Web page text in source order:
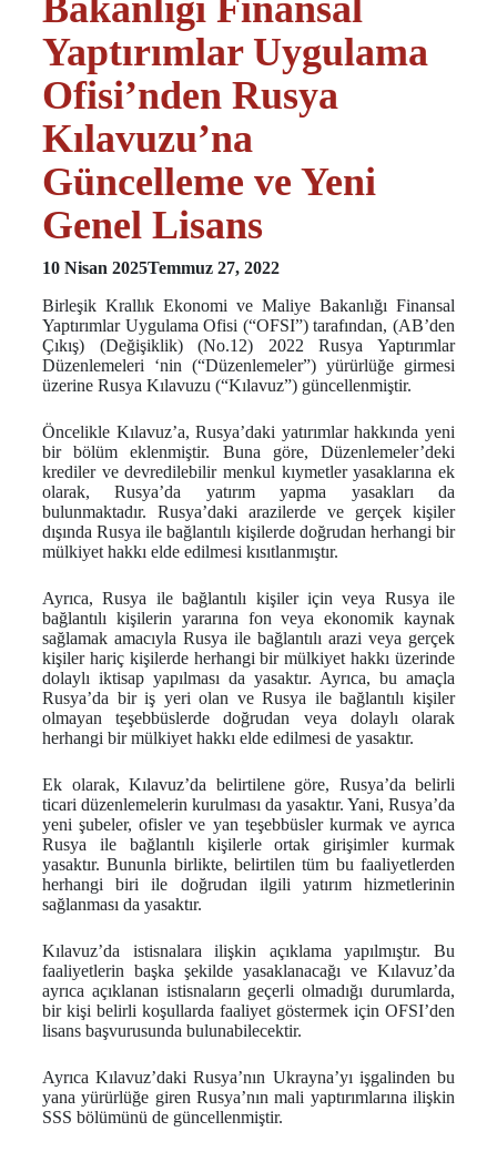
Yaptırımlar Uygulama
Ofisi’nden Rusya
Kılavuzu’na
Güncelleme ve Yeni
Genel Lisans
10 Nisan 2025Temmuz 27, 2022
Birleşik Krallık Ekonomi ve Maliye Bakanlığı Finansal
Yaptırımlar Uygulama Ofisi (“OFSI”) tarafından, (AB’den
Çıkış) (Değişiklik) (No.12) 2022 Rusya Yaptırımlar
Düzenlemeleri ‘nin (“Düzenlemeler”) yürürlüğe girmesi
üzerine Rusya Kılavuzu (“Kılavuz”) güncellenmiştir.
Öncelikle Kılavuz’a, Rusya’daki yatırımlar hakkında yeni
bir bölüm eklenmiştir. Buna göre, Düzenlemeler’deki
krediler ve devredilebilir menkul kıymetler yasaklarına ek
olarak, Rusya’da yatırım yapma yasakları da
bulunmaktadır. Rusya’daki arazilerde ve gerçek kişiler
dışında Rusya ile bağlantılı kişilerde doğrudan herhangi bir
mülkiyet hakkı elde edilmesi kısıtlanmıştır.
Ayrıca, Rusya ile bağlantılı kişiler için veya Rusya ile
bağlantılı kişilerin yararına fon veya ekonomik kaynak
sağlamak amacıyla Rusya ile bağlantılı arazi veya gerçek
kişiler hariç kişilerde herhangi bir mülkiyet hakkı üzerinde
dolaylı iktisap yapılması da yasaktır. Ayrıca, bu amaçla
Rusya’da bir iş yeri olan ve Rusya ile bağlantılı kişiler
olmayan teşebbüslerde doğrudan veya dolaylı olarak
herhangi bir mülkiyet hakkı elde edilmesi de yasaktır.
Ek olarak, Kılavuz’da belirtilene göre, Rusya’da belirli
ticari düzenlemelerin kurulması da yasaktır. Yani, Rusya’da
yeni şubeler, ofisler ve yan teşebbüsler kurmak ve ayrıca
Rusya ile bağlantılı kişilerle ortak girişimler kurmak
yasaktır. Bununla birlikte, belirtilen tüm bu faaliyetlerden
herhangi biri ile doğrudan ilgili yatırım hizmetlerinin
sağlanması da yasaktır.
Kılavuz’da istisnalara ilişkin açıklama yapılmıştır. Bu
faaliyetlerin başka şekilde yasaklanacağı ve Kılavuz’da
ayrıca açıklanan istisnaların geçerli olmadığı durumlarda,
bir kişi belirli koşullarda faaliyet göstermek için OFSI’den
lisans başvurusunda bulunabilecektir.
Ayrıca Kılavuz’daki Rusya’nın Ukrayna’yı işgalinden bu
yana yürürlüğe giren Rusya’nın mali yaptırımlarına ilişkin
SSS bölümünü de güncellenmiştir.